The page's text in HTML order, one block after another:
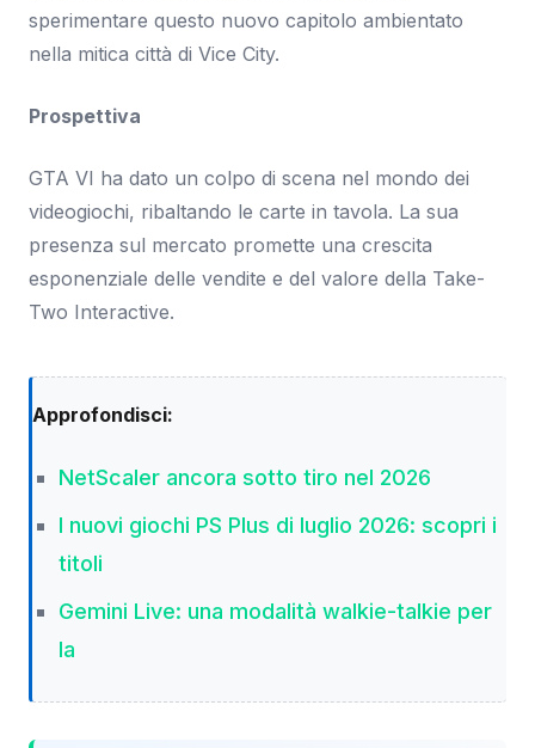
sperimentare questo nuovo capitolo ambientato
nella mitica città di Vice City.
Prospettiva
GTA VI ha dato un colpo di scena nel mondo dei
videogiochi, ribaltando le carte in tavola. La sua
presenza sul mercato promette una crescita
esponenziale delle vendite e del valore della Take-
Two Interactive.
Approfondisci:
NetScaler ancora sotto tiro nel 2026
I nuovi giochi PS Plus di luglio 2026: scopri i
titoli
Gemini Live: una modalità walkie-talkie per
la